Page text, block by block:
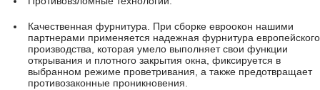
Качественная фурнитура. При сборке евроокон нашими
партнерами применяется надежная фурнитура европейского
производства, которая умело выполняет свои функции
открывания и плотного закрытия окна, фиксируется в
выбранном режиме проветривания, а также предотвращает
противозаконные проникновения.